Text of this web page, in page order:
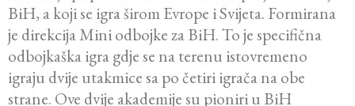
BiH, a koji se igra širom Evrope i Svijeta. Formirana
je direkcija Mini odbojke za BiH. To je specifična
odbojkaška igra gdje se na terenu istovremeno
igraju dvije utakmice sa po četiri igrača na obe
strane. Ove dvije akademije su pioniri u BiH